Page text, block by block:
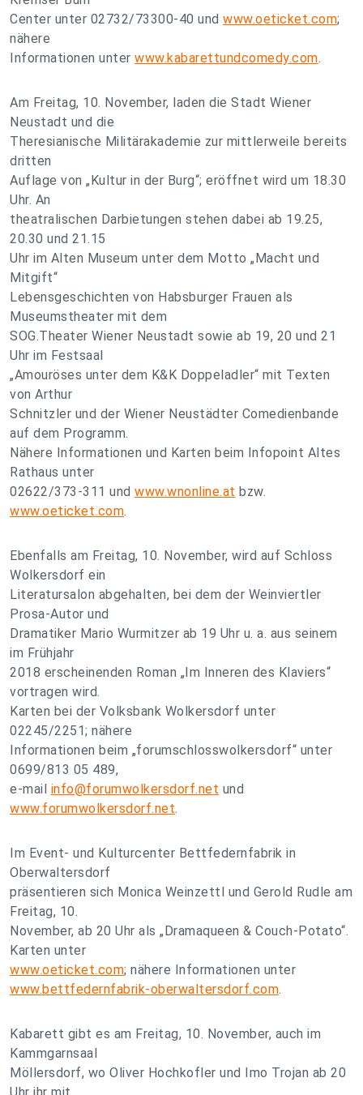
Center unter 02732/73300-40 und www.oeticket.com;
nähere
Informationen unter www.kabarettundcomedy.com.
Am Freitag, 10. November, laden die Stadt Wiener
Neustadt und die
Theresianische Militärakademie zur mittlerweile bereits
dritten
Auflage von „Kultur in der Burg“; eröffnet wird um 18.30
Uhr. An
theatralischen Darbietungen stehen dabei ab 19.25,
20.30 und 21.15
Uhr im Alten Museum unter dem Motto „Macht und
Mitgift“
Lebensgeschichten von Habsburger Frauen als
Museumstheater mit dem
SOG.Theater Wiener Neustadt sowie ab 19, 20 und 21
Uhr im Festsaal
„Amouröses unter dem K&K Doppeladler“ mit Texten
von Arthur
Schnitzler und der Wiener Neustädter Comedienbande
auf dem Programm.
Nähere Informationen und Karten beim Infopoint Altes
Rathaus unter
02622/373-311 und www.wnonline.at bzw.
www.oeticket.com.
Ebenfalls am Freitag, 10. November, wird auf Schloss
Wolkersdorf ein
Literatursalon abgehalten, bei dem der Weinviertler
Prosa-Autor und
Dramatiker Mario Wurmitzer ab 19 Uhr u. a. aus seinem
im Frühjahr
2018 erscheinenden Roman „Im Inneren des Klaviers“
vortragen wird.
Karten bei der Volksbank Wolkersdorf unter
02245/2251; nähere
Informationen beim „forumschlosswolkersdorf“ unter
0699/813 05 489,
e-mail info@forumwolkersdorf.net und
www.forumwolkersdorf.net.
Im Event- und Kulturcenter Bettfedernfabrik in
Oberwaltersdorf
präsentieren sich Monica Weinzettl und Gerold Rudle am
Freitag, 10.
November, ab 20 Uhr als „Dramaqueen & Couch-Potato“.
Karten unter
www.oeticket.com; nähere Informationen unter
www.bettfedernfabrik-oberwaltersdorf.com.
Kabarett gibt es am Freitag, 10. November, auch im
Kammgarnsaal
Möllersdorf, wo Oliver Hochkofler und Imo Trojan ab 20